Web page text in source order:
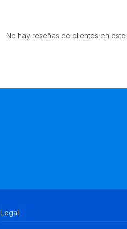
No hay reseñas de clientes en este
Legal